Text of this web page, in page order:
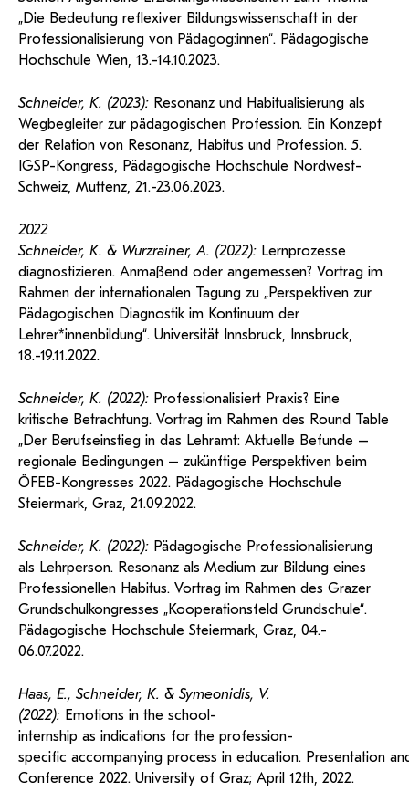
„Die Bedeutung reflexiver Bildungswissenschaft in der
Professionalisierung von Pädagog:innen“. Pädagogische
Hochschule Wien, 13.-14.10.2023.
Schneider, K. (2023): Resonanz und Habitualisierung als
Wegbegleiter zur pädagogischen Profession. Ein Konzept
der Relation von Resonanz, Habitus und Profession. 5.
IGSP-Kongress, Pädagogische Hochschule Nordwest-
Schweiz, Muttenz, 21.-23.06.2023.
2022
Schneider, K. & Wurzrainer, A. (2022): Lernprozesse
diagnostizieren. Anmaßend oder angemessen? Vortrag im
Rahmen der internationalen Tagung zu „Perspektiven zur
Pädagogischen Diagnostik im Kontinuum der
Lehrer*innenbildung“. Universität Innsbruck, Innsbruck,
18.-19.11.2022.
Schneider, K. (2022): Professionalisiert Praxis? Eine
kritische Betrachtung. Vortrag im Rahmen des Round Table
„Der Berufseinstieg in das Lehramt: Aktuelle Befunde –
regionale Bedingungen – zukünftige Perspektiven beim
ÖFEB-Kongresses 2022. Pädagogische Hochschule
Steiermark, Graz, 21.09.2022.
Schneider, K. (2022): Pädagogische Professionalisierung
als Lehrperson. Resonanz als Medium zur Bildung eines
Professionellen Habitus. Vortrag im Rahmen des Grazer
Grundschulkongresses „Kooperationsfeld Grundschule“.
Pädagogische Hochschule Steiermark, Graz, 04.-
06.07.2022.
Haas, E., Schneider, K. & Symeonidis, V.
(2022): Emotions in the school-
internship as indications for the profession-
specific accompanying process in education. Presentation
Conference 2022. University of Graz; April 12th, 2022.